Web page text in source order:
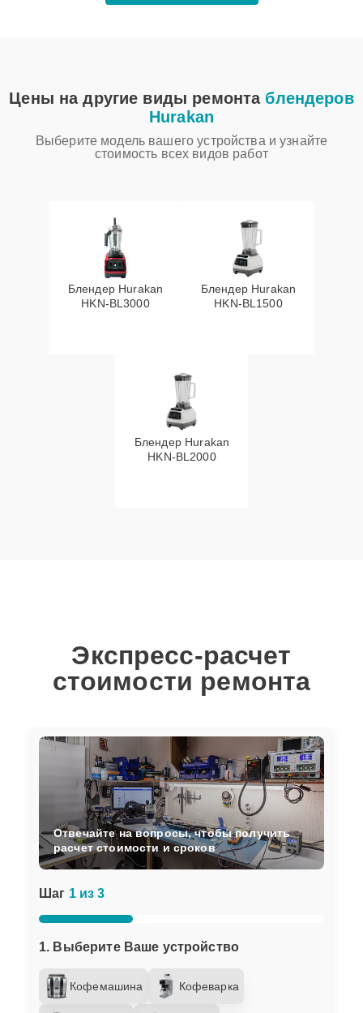
Цены на другие виды ремонта блендеров
Hurakan
Выберите модель вашего устройства и узнайте
стоимость всех видов работ
Блендер Hurakan
HKN‑BL3000
Блендер Hurakan
HKN‑BL1500
Блендер Hurakan
HKN‑BL2000
Экспресс-расчет
стоимости ремонта
Шаг 1 из 3
1. Выберите Ваше устройство
Кофемашина Кофеварка
Отвечайте на вопросы, чтобы получить
расчет стоимости и сроков